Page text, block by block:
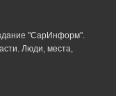
"СарИнформ".
Люди, места,